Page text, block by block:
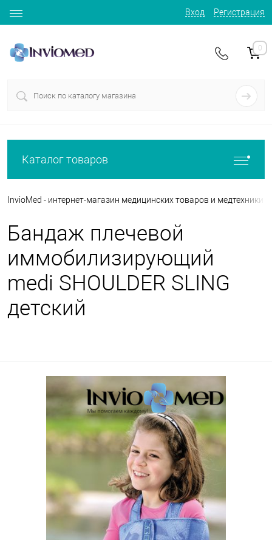
Вход Регистрация
0
Каталог товаров
InvioMed - интернет-магазин медицинских товаров и медтехники
Бандаж плечевой
иммобилизирующий
medi SHOULDER SLING
детский